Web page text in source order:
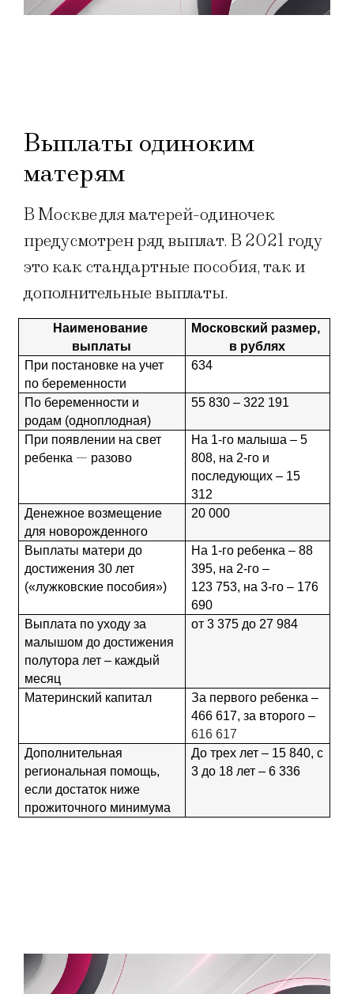
Выплаты одиноким
матерям
В Москве для матерей-одиночек
предусмотрен ряд выплат. В 2021 году
это как стандартные пособия, так и
дополнительные выплаты.
Наименование
выплаты
Московский размер,
в рублях
При постановке на учет
по беременности
634
По беременности и
родам (одноплодная)
55 830 – 322 191
При появлении на свет
ребенка — разово
На 1-го малыша – 5
808, на 2-го и
последующих – 15
312
Денежное возмещение
для новорожденного
20 000
Выплаты матери до
достижения 30 лет
(«лужковские пособия»)
На 1-го ребенка – 88
395, на 2-го –
123 753, на 3-го – 176
690
Выплата по уходу за
малышом до достижения
полутора лет – каждый
месяц
от 3 375 до 27 984
Материнский капитал
За первого ребенка –
616 617
Дополнительная
региональная помощь,
если достаток ниже
прожиточного минимума
До трех лет – 15 840, с
3 до 18 лет – 6 336